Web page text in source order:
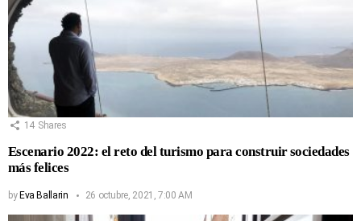
14 Shares
Escenario 2022: el reto del turismo para construir sociedades
más felices
by Eva Ballarin 26 octubre, 2021, 7:00 AM